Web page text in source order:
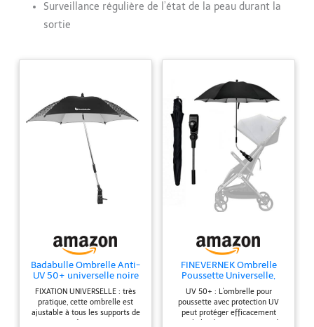
Surveillance régulière de l’état de la peau durant la
sortie
Badabulle Ombrelle Anti-
UV 50+ universelle noire
FIXATION UNIVERSELLE : très
pratique, cette ombrelle est
ajustable à tous les supports de
FINEVERNEK Ombrelle
Poussette Universelle,
Ombrelle pour Poussette
Anti UV 50+, Parasol
Poussette Bébé
Universelle Diamètre 73
UV 50+ : L'ombrelle pour
poussette avec protection UV
peut protéger efficacement